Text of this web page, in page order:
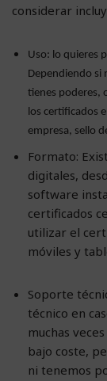
considerar
Uso: lo quieres
Dependiendo si
tienes poderes,
los certificados
empresa, sello
Formato:
digitales,
software
certificados
utilizar el
móviles y
Soporte
técnico en
muchas
bajo coste,
ni tenemos